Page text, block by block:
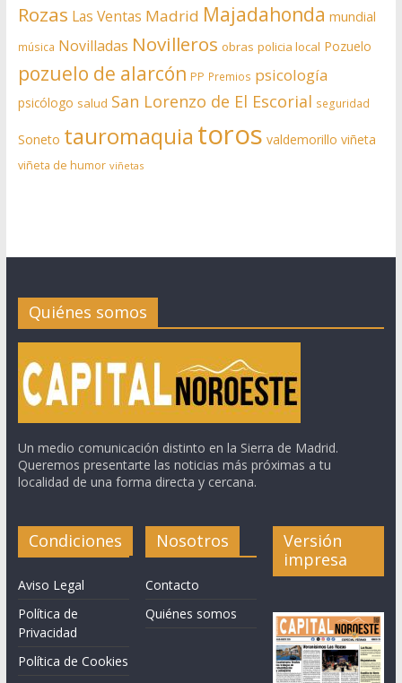
Rozas Las Ventas Madrid Majadahonda mundial
música Novilladas Novilleros obras policia local Pozuelo
pozuelo de alarcón PP Premios psicología
psicólogo salud San Lorenzo de El Escorial seguridad
Soneto tauromaquia toros valdemorillo viñeta
viñeta de humor viñetas
Quiénes somos
Un medio comunicación distinto en la Sierra de Madrid.
Queremos presentarte las noticias más próximas a tu
localidad de una forma directa y cercana.
Condiciones
Aviso Legal
Política de
Privacidad
Política de Cookies
Nosotros
Contacto
Quiénes somos
Versión
impresa